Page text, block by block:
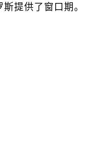
提供了窗口期。